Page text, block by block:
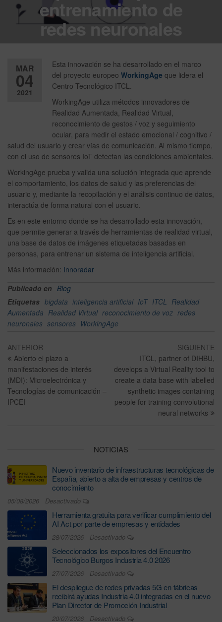
entrenamiento de
redes neuronales
MAR
04
2021
Esta innovación se ha desarrollado en el marco
del proyecto europeo WorkingAge que lidera el
Centro Tecnológico ITCL.
WorkingAge utiliza métodos innovadores de
Realidad Aumentada, Realidad Virtual,
reconocimiento de gestos / voz y seguimiento
ocular, para medir el estado emocional / cognitivo /
salud del usuario y crear vías de comunicación. Al mismo tiempo,
con el uso de sensores IoT detectan las condiciones ambientales.
WorkingAge prueba y valida una solución integrada que aprende
el comportamiento, los datos de salud y las preferencias del
usuario y, mediante la recopilación y el análisis continuo de datos,
interactúa de forma natural con el usuario.
Es en este entorno donde se ha desarrollado esta innovación,
que permite generar a través de herramientas de realidad virtual,
una base de datos de imágenes etiquetadas basadas en
personas, para entrenar un sistema de inteligencia artificial.
Más información: Innoradar
Publicado en Blog
Etiquetas bigdata inteligencia artificial IoT ITCL Realidad
Aumentada Realidad Virtual reconocimiento de voz redes
neuronales sensores WorkingAge
ANTERIOR
Abierto el plazo a
manifestaciones de interés
(MDI): Microelectrónica y
Tecnologías de comunicación –
IPCEI
SIGUIENTE
ITCL, partner of DIHBU,
develops a Virtual Reality tool to
create a data base with labelled
synthetic images containing
people for training convolutional
neural networks
NOTICIAS
Nuevo inventario de infraestructuras tecnológicas de
España, abierto a alta de empresas y centros de
conocimiento
05/08/2026 Desactivado
Herramienta gratuita para verificar cumplimiento del
AI Act por parte de empresas y entidades
28/07/2026 Desactivado
Seleccionados los expositores del Encuentro
Tecnológico Burgos Industria 4.0 2026
27/07/2026 Desactivado
El despliegue de redes privadas 5G en fábricas
recibirá ayudas Industria 4.0 integradas en el nuevo
Plan Director de Promoción Industrial
20/07/2026 Desactivado